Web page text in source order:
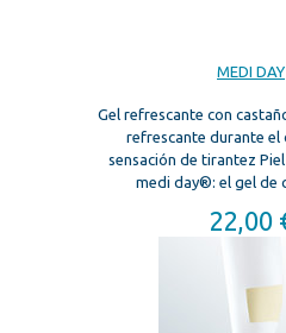
MEDI DAY
Gel refrescante con
refrescante durante el
sensación de tirantez
medi day®: el gel de
22,00